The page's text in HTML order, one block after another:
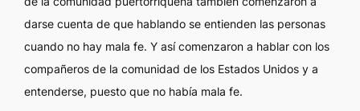
darse cuenta de que hablando se entienden las personas
cuando no hay mala fe. Y así comenzaron a hablar con los
compañeros de la comunidad de los Estados Unidos y a
entenderse, puesto que no había mala fe.